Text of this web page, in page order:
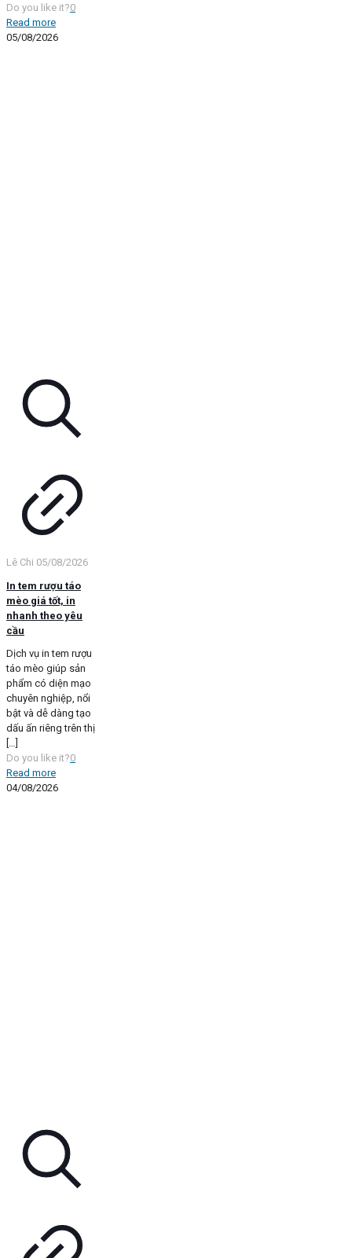
Do you like it?0
Read more
05/08/2026
Lê Chi 05/08/2026
In tem rượu táo
mèo giá tốt, in
nhanh theo yêu
cầu
Dịch vụ in tem rượu
táo mèo giúp sản
phẩm có diện mạo
chuyên nghiệp, nổi
bật và dễ dàng tạo
dấu ấn riêng trên thị
[…]
Do you like it?0
Read more
04/08/2026